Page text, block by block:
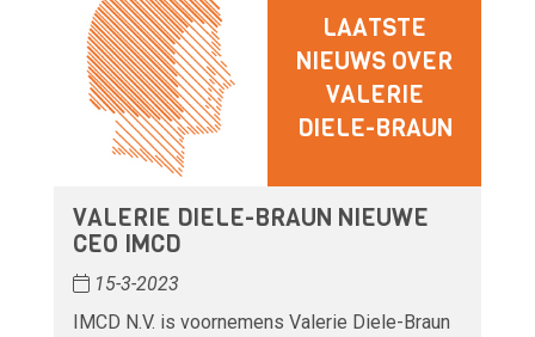
LAATSTE
NIEUWS OVER
VALERIE
DIELE-BRAUN
VALERIE DIELE-BRAUN NIEUWE
CEO IMCD
15-3-2023
IMCD N.V. is voornemens Valerie Diele-Braun